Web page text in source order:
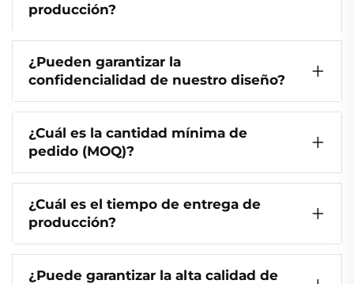
producción?
¿Pueden garantizar la
confidencialidad de nuestro diseño?
¿Cuál es la cantidad mínima de
pedido (MOQ)?
¿Cuál es el tiempo de entrega de
producción?
¿Puede garantizar la alta calidad de